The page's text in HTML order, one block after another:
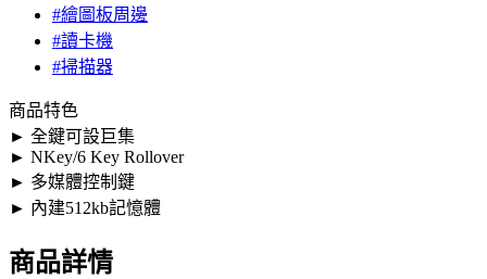
#繪圖板周邊
#讀卡機
#掃描器
商品特色
► 全鍵可設巨集
► NKey/6 Key Rollover
► 多媒體控制鍵
► 內建512kb記憶體
商品詳情